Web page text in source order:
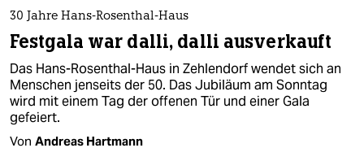
30 Jahre Hans-Rosenthal-Haus
Festgala war dalli, dalli ausverkauft
Das Hans-Rosenthal-Haus in Zehlendorf wendet sich an
Menschen jenseits der 50. Das Jubiläum am Sonntag
wird mit einem Tag der offenen Tür und einer Gala
gefeiert.
Von Andreas Hartmann